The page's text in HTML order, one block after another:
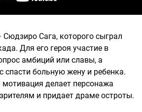
Сюдзиро Сага, которого сыграл
Для его героя участие в
амбиций или славы, а
спасти больную жену и ребенка.
делает персонажа
и придает драме остроты.